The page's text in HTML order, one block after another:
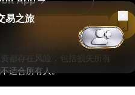
见解和分析的人：立即申购
都存在风险，包括损失所有
适合所有人。
易之旅
Read in Bybit App